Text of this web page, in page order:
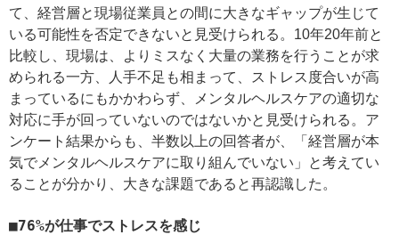
て、経営層と現場従業員との間に大きなギャップが生じて
いる可能性を否定できないと見受けられる。10年20年前と
比較し、現場は、よりミスなく大量の業務を行うことが求
められる一方、人手不足も相まって、ストレス度合いが高
まっているにもかかわらず、メンタルヘルスケアの適切な
対応に手が回っていないのではないかと見受けられる。ア
ンケート結果からも、半数以上の回答者が、「経営層が本
気でメンタルヘルスケアに取り組んでいない」と考えてい
ることが分かり、大きな課題であると再認識した。
76%が仕事でストレスを感じ